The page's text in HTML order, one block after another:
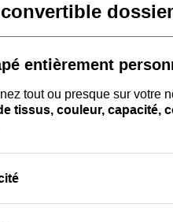
entièrement
tout ou presque sur votre
tissus, couleur, capacité,